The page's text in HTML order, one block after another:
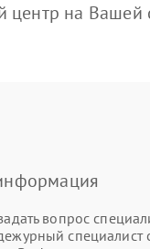
центр на Вашей
вопрос
специалист